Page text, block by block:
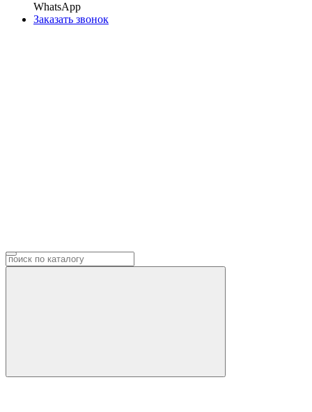
WhatsApp
Заказать звонок